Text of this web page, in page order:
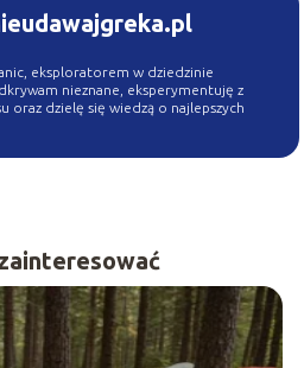
eksploratorem w dziedzinie
nieznane, eksperymentuję z
oraz dzielę się wiedzą o najlepszych